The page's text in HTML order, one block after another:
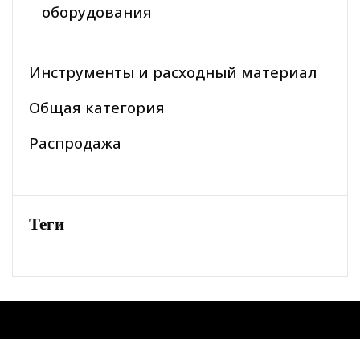
оборудования
Инструменты и расходный материал
Общая категория
Распродажа
Теги